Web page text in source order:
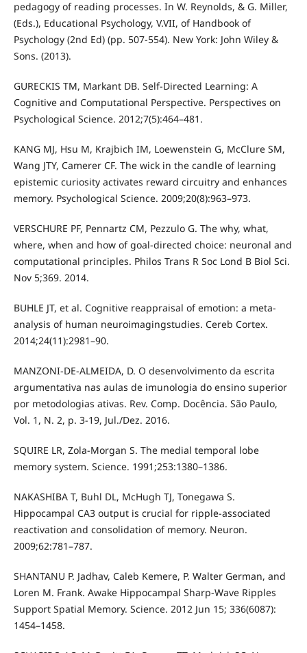
pedagogy of reading processes. In W. Reynolds, & G. Miller,
(Eds.), Educational Psychology, V.VII, of Handbook of
Psychology (2nd Ed) (pp. 507-554). New York: John Wiley &
Sons. (2013).
GURECKIS TM, Markant DB. Self-Directed Learning: A
Cognitive and Computational Perspective. Perspectives on
Psychological Science. 2012;7(5):464–481.
KANG MJ, Hsu M, Krajbich IM, Loewenstein G, McClure SM,
Wang JTY, Camerer CF. The wick in the candle of learning
epistemic curiosity activates reward circuitry and enhances
memory. Psychological Science. 2009;20(8):963–973.
VERSCHURE PF, Pennartz CM, Pezzulo G. The why, what,
where, when and how of goal-directed choice: neuronal and
computational principles. Philos Trans R Soc Lond B Biol Sci.
Nov 5;369. 2014.
BUHLE JT, et al. Cognitive reappraisal of emotion: a meta-
analysis of human neuroimagingstudies. Cereb Cortex.
2014;24(11):2981–90.
MANZONI-DE-ALMEIDA, D. O desenvolvimento da escrita
argumentativa nas aulas de imunologia do ensino superior
por metodologias ativas. Rev. Comp. Docência. São Paulo,
Vol. 1, N. 2, p. 3-19, Jul./Dez. 2016.
SQUIRE LR, Zola-Morgan S. The medial temporal lobe
memory system. Science. 1991;253:1380–1386.
NAKASHIBA T, Buhl DL, McHugh TJ, Tonegawa S.
Hippocampal CA3 output is crucial for ripple-associated
reactivation and consolidation of memory. Neuron.
2009;62:781–787.
SHANTANU P. Jadhav, Caleb Kemere, P. Walter German, and
Loren M. Frank. Awake Hippocampal Sharp-Wave Ripples
Support Spatial Memory. Science. 2012 Jun 15; 336(6087):
1454–1458.